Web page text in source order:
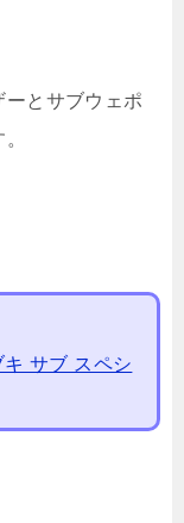
とサブウェポ
サブ スペシ